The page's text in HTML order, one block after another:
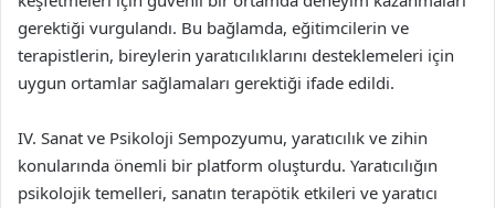
gerektiği vurgulandı. Bu bağlamda, eğitimcilerin ve
terapistlerin, bireylerin yaratıcılıklarını desteklemeleri için
uygun ortamlar sağlamaları gerektiği ifade edildi.
IV. Sanat ve Psikoloji Sempozyumu, yaratıcılık ve zihin
konularında önemli bir platform oluşturdu. Yaratıcılığın
psikolojik temelleri, sanatın terapötik etkileri ve yaratıcı